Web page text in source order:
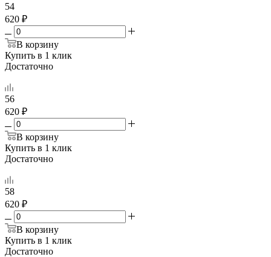
54
620 ₽
В корзину
Купить в 1 клик
Достаточно
56
620 ₽
В корзину
Купить в 1 клик
Достаточно
58
620 ₽
В корзину
Купить в 1 клик
Достаточно